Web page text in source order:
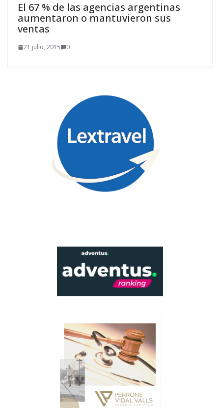
El 67 % de las agencias argentinas
aumentaron o mantuvieron sus
ventas
21 julio, 2015 0